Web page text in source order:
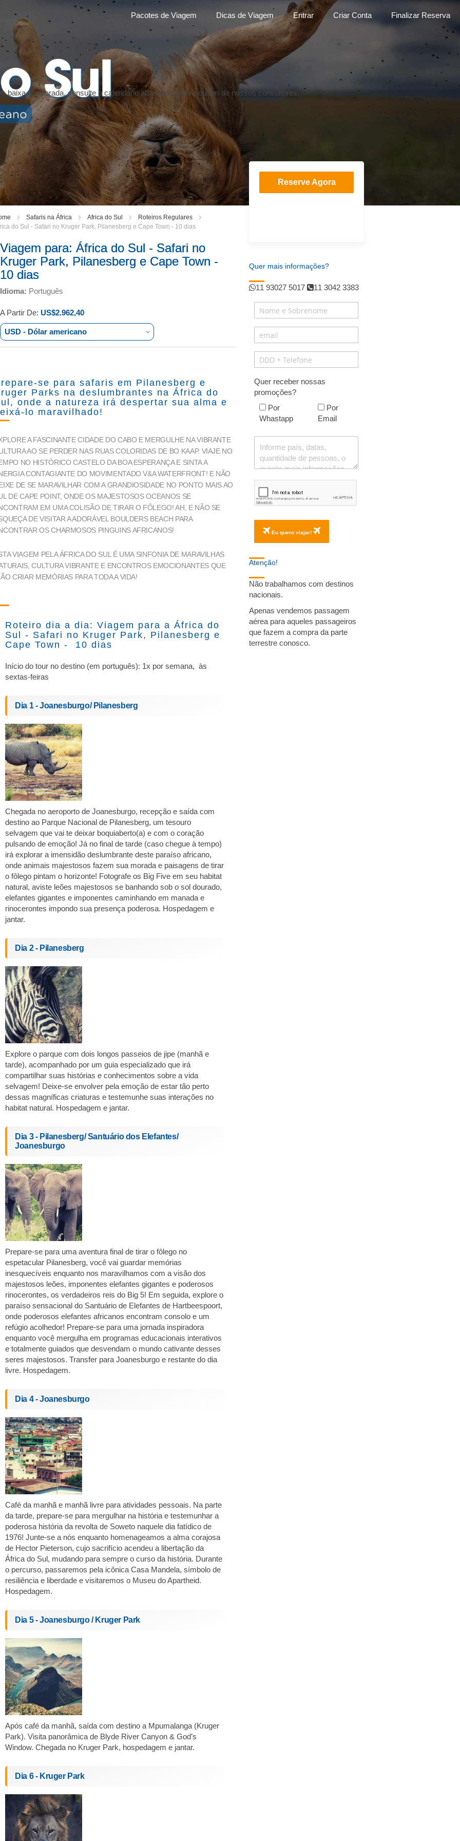
baixa temporada, consulte o calendário abaixo do roteiro ou um de nossos consultores.
Finalizar Reserva
Criar Conta
Entrar
Dicas de Viagem
Pacotes de Viagem
Safaris na África Africa do Sul
Roteiros Regulares
do Sul - Safari no Kruger Park, Pilanesberg e Cape Town - 10 dias
Viagem para:África do Sul - Safari no
Kruger Park, Pilanesberg e Cape Town -
10 dias
Idioma: Português
A Partir De:US$2.962,40
USD - Dólar americano
se para safaris em Pilanesberg e
Parks na deslumbrantes na África do
onde a natureza irá despertar sua alma e
lo maravilhado!
A FASCINANTE CIDADE DO CABO E MERGULHE NA VIBRANTE
AO SE PERDER NAS RUAS COLORIDAS DE BO KAAP. VIAJE NO
NO HISTÓRICO CASTELO DA BOA ESPERANÇA E SINTA A
CONTAGIANTE DO MOVIMENTADO V&A WATERFRONT! E NÃO
DE SE MARAVILHAR COM A GRANDIOSIDADE NO PONTO MAIS AO
DE CAPE POINT, ONDE OS MAJESTOSOS OCEANOS SE
EM UMA COLISÃO DE TIRAR O FÔLEGO! AH, E NÃO SE
DE VISITAR A ADORÁVEL BOULDERS BEACH PARA
OS CHARMOSOS PINGUINS AFRICANOS!
VIAGEM PELA ÁFRICA DO SUL É UMA SINFONIA DE MARAVILHAS
CULTURA VIBRANTE E ENCONTROS EMOCIONANTES QUE
CRIAR MEMÓRIAS PARA TODA A VIDA!
Roteiro dia a dia: Viagem para a África do
Sul - Safari no Kruger Park, Pilanesberg e
Cape Town - 10 dias
Início do tour no destino (em português): 1x por semana, às
sextas-feiras
Dia 1 - Joanesburgo/ Pilanesberg
Chegada no aeroporto de Joanesburgo, recepção e saída com
destino ao Parque Nacional de Pilanesberg, um tesouro
selvagem que vai te deixar boquiaberto(a) e com o coração
pulsando de emoção! Já no final de tarde (caso chegue à tempo)
irá explorar a imensidão deslumbrante deste paraíso africano,
onde animais majestosos fazem sua morada e paisagens de tirar
o fôlego pintam o horizonte! Fotografe os Big Five em seu habitat
natural, aviste leões majestosos se banhando sob o sol dourado,
elefantes gigantes e imponentes caminhando em manada e
rinocerontes impondo sua presença poderosa. Hospedagem e
jantar.
Dia 2 - Pilanesberg
Explore o parque com dois longos passeios de jipe (manhã e
tarde), acompanhado por um guia especializado que irá
compartilhar suas histórias e conhecimentos sobre a vida
selvagem! Deixe-se envolver pela emoção de estar tão perto
dessas magníficas criaturas e testemunhe suas interações no
habitat natural. Hospedagem e jantar.
Dia 3 - Pilanesberg/ Santuário dos Elefantes/
Joanesburgo
Prepare-se para uma aventura final de tirar o fôlego no
espetacular Pilanesberg, você vai guardar memórias
inesquecíveis enquanto nos maravilhamos com a visão dos
majestosos leões, imponentes elefantes gigantes e poderosos
rinocerontes, os verdadeiros reis do Big 5! Em seguida, explore o
paraíso sensacional do Santuário de Elefantes de Hartbeespoort,
onde poderosos elefantes africanos encontram consolo e um
refúgio acolhedor! Prepare-se para uma jornada inspiradora
enquanto você mergulha em programas educacionais interativos
e totalmente guiados que desvendam o mundo cativante desses
seres majestosos. Transfer para Joanesburgo e restante do dia
livre. Hospedagem.
Dia 4 - Joanesburgo
Café da manhã e manhã livre para atividades pessoais. Na parte
da tarde, prepare-se para mergulhar na história e testemunhar a
poderosa história da revolta de Soweto naquele dia fatídico de
1976! Junte-se a nós enquanto homenageamos a alma corajosa
de Hector Pieterson, cujo sacrifício acendeu a libertação da
África do Sul, mudando para sempre o curso da história. Durante
o percurso, passaremos pela icônica Casa Mandela, símbolo de
resiliência e liberdade e visitaremos o Museu do Apartheid.
Hospedagem.
Dia 5 - Joanesburgo / Kruger Park
Após café da manhã, saída com destino a Mpumalanga (Kruger
Park). Visita panorâmica de Blyde River Canyon & God’s
Window. Chegada no Kruger Park, hospedagem e jantar.
Dia 6 - Kruger Park
Reserve Agora
Quer mais informações?
11 93027 5017 11 3042 3383
Quer receber nossas
promoções?
Por
Whastapp
Por
Email
Eu quero viajar!
Atenção!
Não trabalhamos com destinos
nacionais.
Apenas vendemos passagem
aérea para aqueles passageiros
que fazem a compra da parte
terrestre conosco.